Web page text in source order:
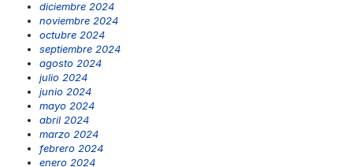
diciembre 2024
noviembre 2024
octubre 2024
septiembre 2024
agosto 2024
julio 2024
junio 2024
mayo 2024
abril 2024
marzo 2024
febrero 2024
enero 2024